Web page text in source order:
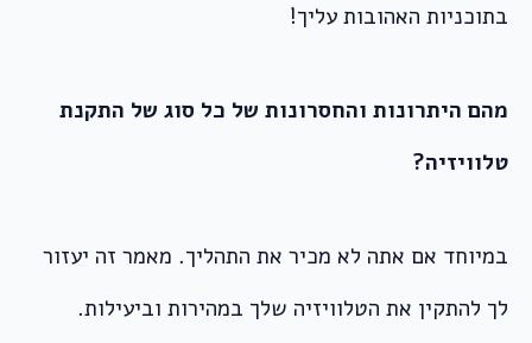
בתוכניות האהובות עליך!
מהם היתרונות והחסרונות של כל סוג של התקנת
טלוויזיה?
במיוחד אם אתה לא מכיר את התהליך. מאמר זה יעזור
לך להתקין את הטלוויזיה שלך במהירות וביעילות.